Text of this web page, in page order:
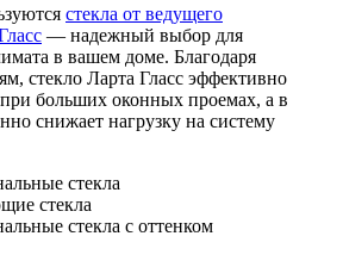
стекла от ведущего
— надежный выбор для
в вашем доме. Благодаря
стекло Ларта Гласс эффективно
больших оконных проемах, а в
снижает нагрузку на систему
стекла
стекла
стекла с оттенком